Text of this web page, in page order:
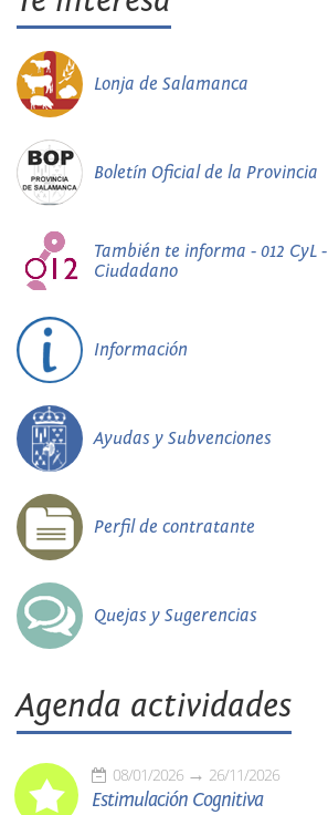
Lonja de Salamanca
Boletín Oficial de la Provincia
También te informa - 012 CyL
Ciudadano
Información
Ayudas y Subvenciones
Perfil de contratante
Quejas y Sugerencias
Agenda actividades
08/01/2026 26/11/2026
Estimulación Cognitiva